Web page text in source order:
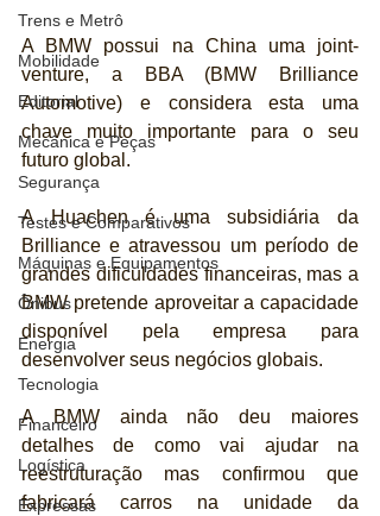
Trens e Metrô
Mobilidade
Editorial
Mecânica e Peças
Segurança
Testes e Comparativos
Máquinas e Equipamentos
Ônibus
Energia
Tecnologia
Financeiro
Logística
Expressas
A BMW possui na China uma joint-
venture, a BBA (BMW Brilliance
Automotive) e considera esta uma
chave muito importante para o seu
futuro global.
A Huachen é uma subsidiária da
Brilliance e atravessou um período de
grandes dificuldades financeiras, mas a
BMW pretende aproveitar a capacidade
disponível pela empresa para
desenvolver seus negócios globais.
A BMW ainda não deu maiores
detalhes de como vai ajudar na
reestruturação mas confirmou que
fabricará carros na unidade da